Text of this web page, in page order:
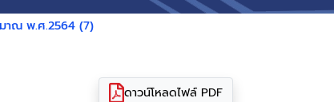
มาณ พ.ศ.2564 (7)
ดาวน์โหลดไฟล์ PDF